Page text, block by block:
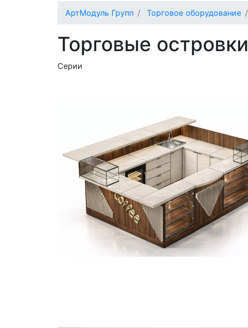
АртМодуль Групп Торговое оборудование
Торговые островки
Серии